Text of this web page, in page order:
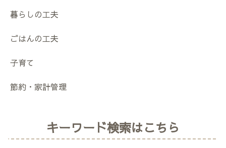
暮らしの工夫
ごはんの工夫
子育て
節約・家計管理
キーワード検索はこちら